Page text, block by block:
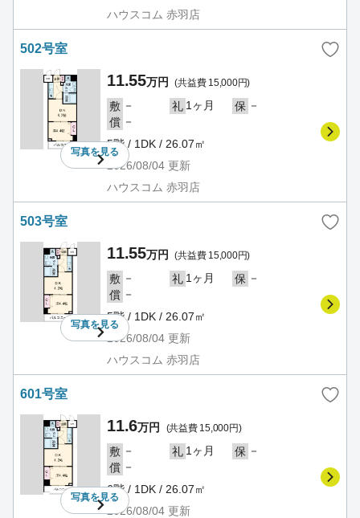
ハウスコム 赤羽店
502号室
写真を見る
11.55万円 (共益費 15,000円)
敷 － 礼 1ヶ月 保 －
償 －
5階 / 1DK / 26.07㎡
2026/08/04 更新
ハウスコム 赤羽店
503号室
写真を見る
11.55万円 (共益費 15,000円)
敷 － 礼 1ヶ月 保 －
償 －
5階 / 1DK / 26.07㎡
2026/08/04 更新
ハウスコム 赤羽店
601号室
写真を見る
11.6万円 (共益費 15,000円)
敷 － 礼 1ヶ月 保 －
償 －
6階 / 1DK / 26.07㎡
2026/08/04 更新